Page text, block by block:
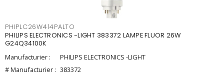
PHIPLC26W414PALTO
PHILIPS ELECTRONICS -LIGHT 383372 LAMPE FLUOR 26W
G24Q34100K
Manufacturier :
PHILIPS ELECTRONICS -LIGHT
# Manufacturier : 383372